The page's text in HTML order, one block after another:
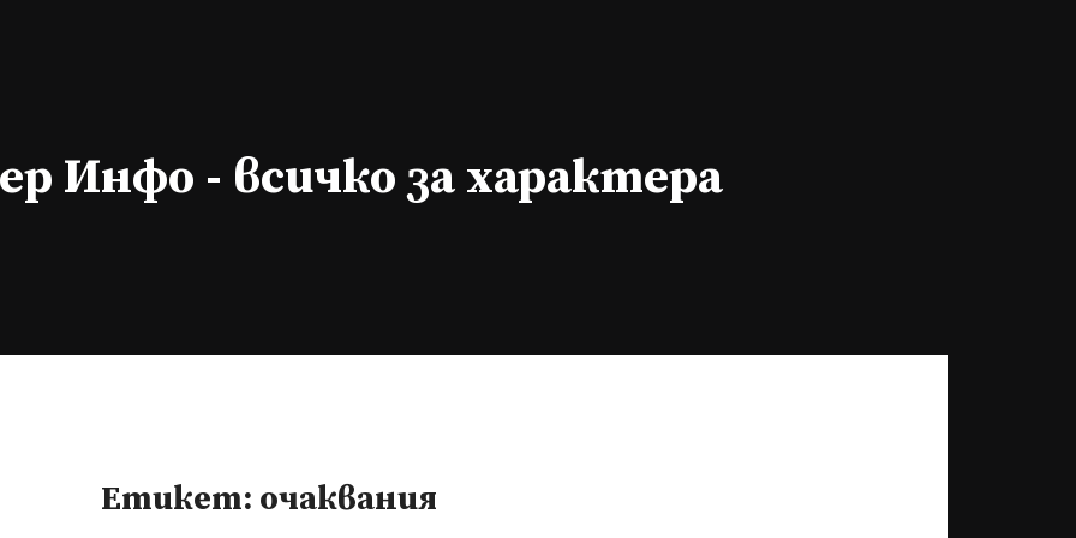
Инфо - всичко за характера
Етикет: очаквания